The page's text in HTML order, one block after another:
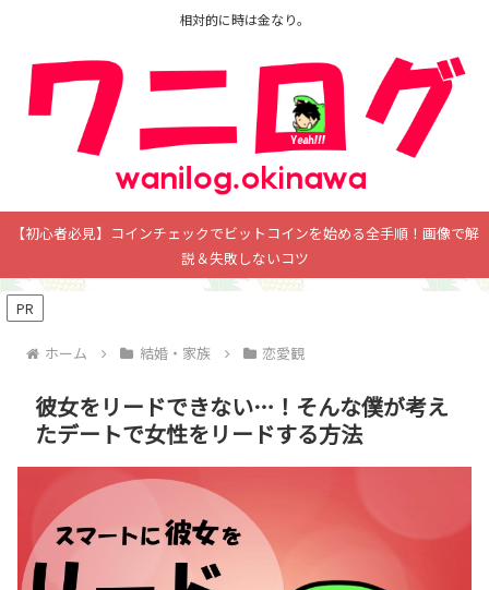
相対的に時は金なり。
【初心者必見】コインチェックでビットコインを始める全手順！画像で解
説＆失敗しないコツ
PR
ホーム 結婚・家族 恋愛観
彼女をリードできない…！そんな僕が考え
たデートで女性をリードする方法